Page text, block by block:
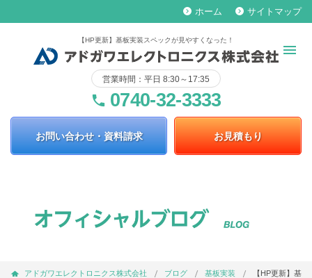
keyboard_arrow_right ホーム keyboard_arrow_right サイトマップ
【HP更新】基板実装スペックが見やすくなった！
営業時間：平日 8:30～17:35
phone 0740-32-3333
お問い合わせ・資料請求 お見積もり
アドガワエレクトロニクス株式会社 ブログ 基板実装 【HP更新】基